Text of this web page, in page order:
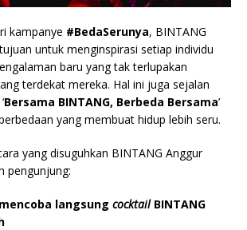
kampanye #BedaSerunya, BINTANG
untuk menginspirasi setiap individu
baru yang tak terlupakan
terdekat mereka. Hal ini juga sejalan
Bersama BINTANG, Berbeda Bersama’
yang membuat hidup lebih seru.
yang disuguhkan BINTANG Anggur
pengunjung:
langsung cocktailBINTANG